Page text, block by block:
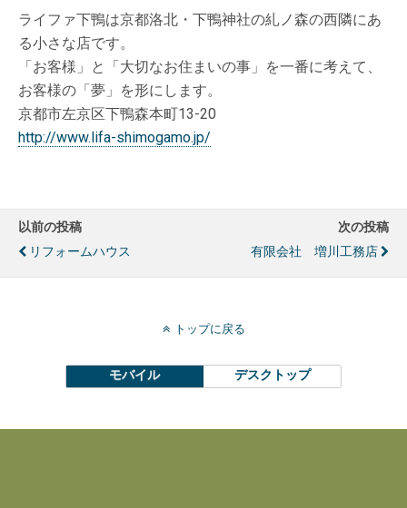
ライファ下鴨は京都洛北・下鴨神社の糺ノ森の西隣にあ
る小さな店です。
「お客様」と「大切なお住まいの事」を一番に考えて、
お客様の「夢」を形にします。
京都市左京区下鴨森本町13-20
http://www.lifa-shimogamo.jp/
以前の投稿
リフォームハウス
次の投稿
有限会社 増川工務店
トップに戻る
モバイル デスクトップ